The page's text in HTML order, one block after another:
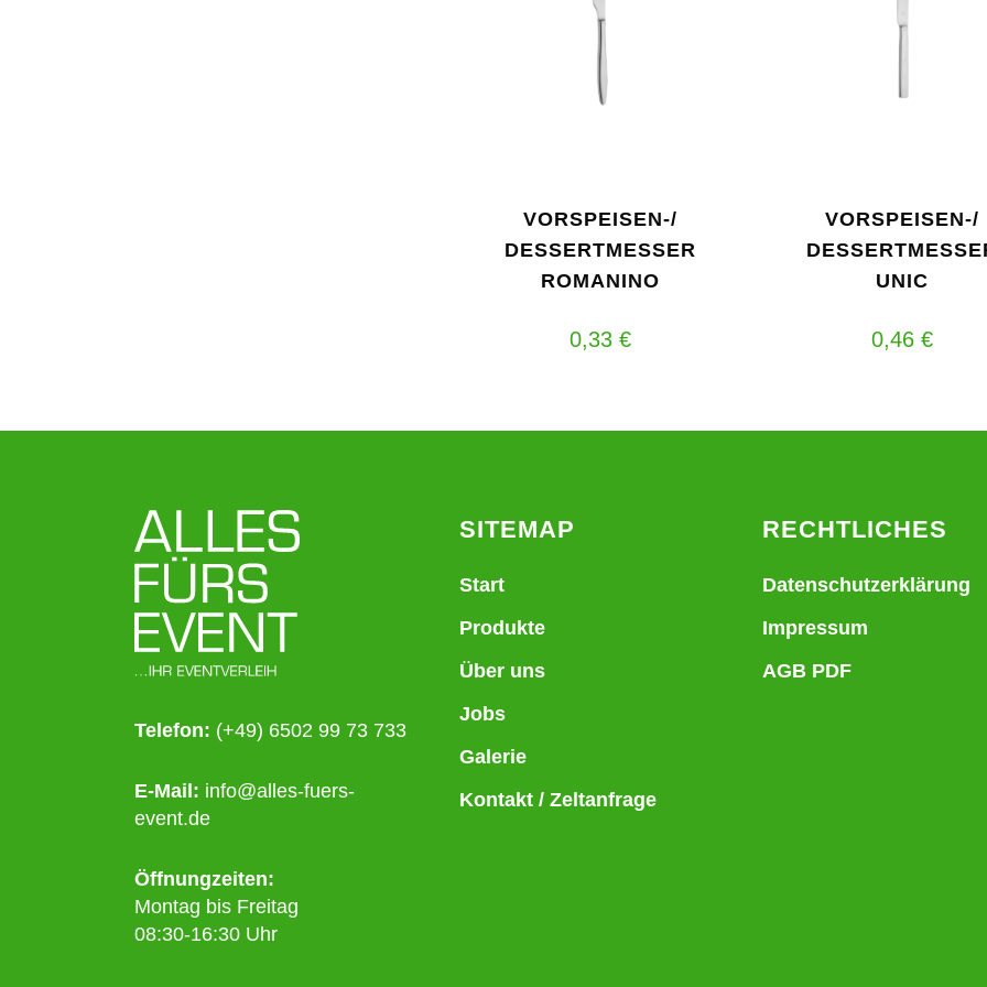
VORSPEISEN-/
DESSERTMESSER
ROMANINO
0,33€
VORSPEISEN-/
UNIC
0,46€
Telefon: (+49) 6502 99 73 733
E-Mail: info@alles-fuers-
event.de
Öffnungzeiten:
Montag bis Freitag
08:30-16:30 Uhr
SITEMAP
Start
Produkte
Über uns
Jobs
Galerie
Kontakt / Zeltanfrage
RECHTLICHES
Datenschutzerklärung
Impressum
AGB PDF